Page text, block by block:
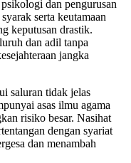
dan pengurusan
serta keutamaan
keputusan drastik.
dan adil tanpa
jangka
saluran tidak jelas
asas ilmu agama
risiko besar. Nasihat
dengan syariat
dan menambah